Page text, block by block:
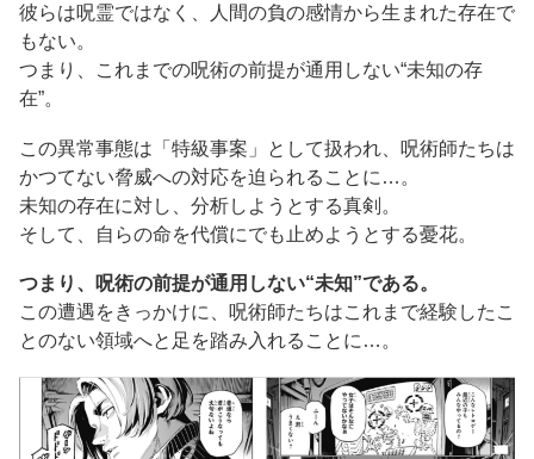
彼らは呪霊ではなく、人間の負の感情から生まれた存在で
もない。
つまり、これまでの呪術の前提が通用しない“未知の存
在”。
この異常事態は「特級事案」として扱われ、呪術師たちは
かつてない脅威への対応を迫られることに…。
未知の存在に対し、分析しようとする真剣。
そして、自らの命を代償にでも止めようとする憂花。
つまり、呪術の前提が通用しない“未知”である。
この遭遇をきっかけに、呪術師たちはこれまで経験したこ
とのない領域へと足を踏み入れることに…。